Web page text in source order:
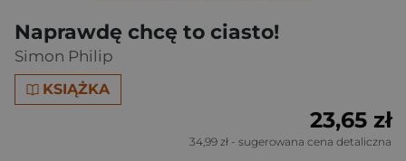
Naprawdę chcę to ciasto!
Simon Philip
KSIĄŻKA
23,65 zł
34,99 zł - sugerowana cena detaliczna